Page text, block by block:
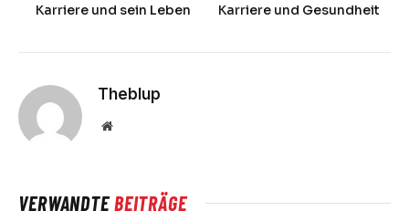
Karriere und sein Leben
Karriere und Gesundheit
Theblup
Website
VERWANDTEBEITRÄGE